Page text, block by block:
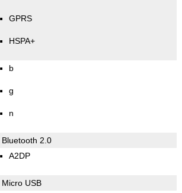
GPRS
HSPA+
b
g
n
Bluetooth 2.0
A2DP
Micro USB